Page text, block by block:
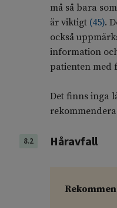
må så bara
är viktigt (45).
också
information
patienten med
Det finns inga
8.2 Håravfall